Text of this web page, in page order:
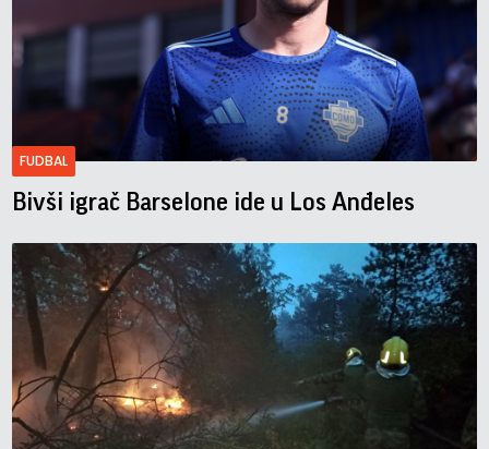
FUDBAL
Bivši igrač Barselone ide u Los Anđeles